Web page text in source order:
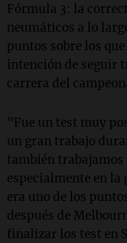
Fórmula 3: la
neumáticos a lo
puntos sobre los
intención de seguir
carrera del
"Fue un test muy
un gran trabajo
también
especialmente en la
era uno de los
después de
finalizar los test en